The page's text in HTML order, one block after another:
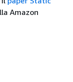
Amazon